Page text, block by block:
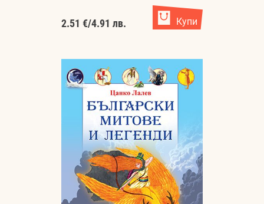
2.51 €/4.91 лв. Купи